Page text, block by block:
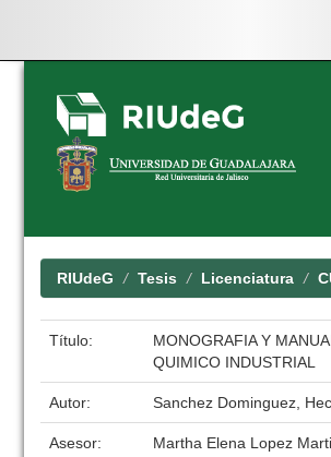
Skip
navigation
RIUdeG Tesis Licenciatura
Título:
MONOGRAFIA Y
QUIMICO INDUSTRIAL
Autor: Sanchez Dominguez,
Asesor: Martha Elena Lopez